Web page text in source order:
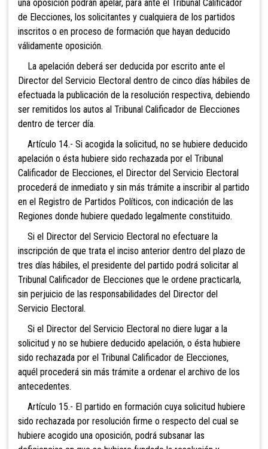
una oposición podrán apelar, para ante el Tribunal Calificador
de Elecciones, los solicitantes y cualquiera de los partidos
inscritos o en proceso de formación que hayan deducido
válidamente oposición.
La apelación deberá ser deducida por escrito ante el
Director del Servicio Electoral dentro de cinco días hábiles de
efectuada la publicación de la resolución respectiva, debiendo
ser remitidos los autos al Tribunal Calificador de Elecciones
dentro de tercer día.
Artículo 14.- Si acogida la solicitud, no se hubiere deducido
apelación o ésta hubiere sido rechazada por el Tribunal
Calificador de Elecciones, el Director del Servicio Electoral
procederá de inmediato y sin más trámite a inscribir al partido
en el Registro de Partidos Políticos, con indicación de las
Regiones donde hubiere quedado legalmente constituido.
Si el Director del Servicio Electoral no efectuare la
inscripción de que trata el inciso anterior dentro del plazo de
tres días hábiles, el presidente del partido podrá solicitar al
Tribunal Calificador de Elecciones que le ordene practicarla,
sin perjuicio de las responsabilidades del Director del
Servicio Electoral.
Si el Director del Servicio Electoral no diere lugar a la
solicitud y no se hubiere deducido apelación, o ésta hubiere
sido rechazada por el Tribunal Calificador de Elecciones,
aquél procederá sin más trámite a ordenar el archivo de los
antecedentes.
Artículo 15.- El partido en formación cuya solicitud hubiere
sido rechazada por resolución firme o respecto del cual se
hubiere acogido una oposición, podrá subsanar las